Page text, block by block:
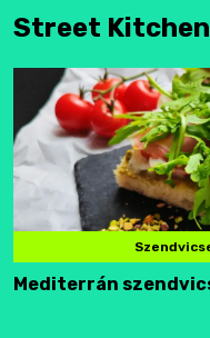
Street
Mediterrán